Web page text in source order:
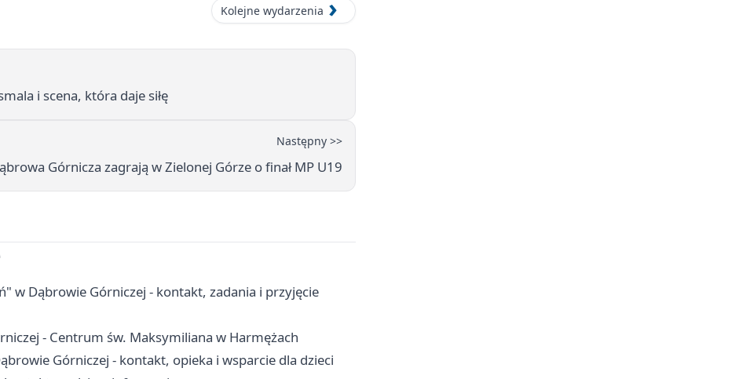
Kolejne wydarzenia
i scena, która daje siłę
Następny >>
Górnicza zagrają w Zielonej Górze o finał MP U19
w Dąbrowie Górniczej - kontakt, zadania i przyjęcie
- Centrum św. Maksymiliana w Harmężach
Górniczej - kontakt, opieka i wsparcie dla dzieci